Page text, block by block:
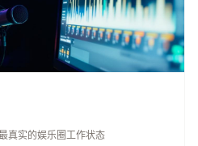
真实的娱乐圈工作状态